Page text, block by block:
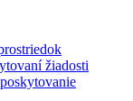
žiadosti